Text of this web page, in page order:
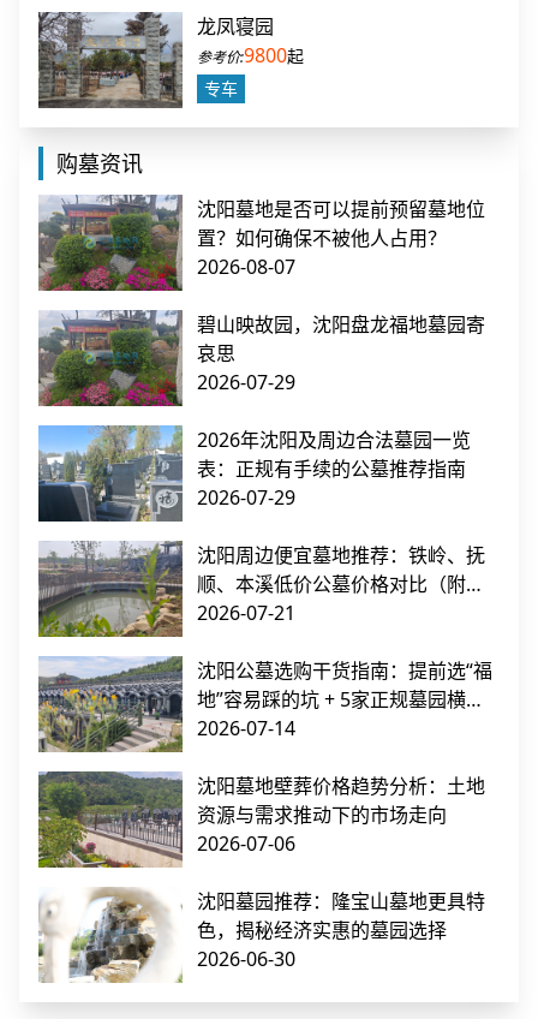
龙凤寝园
9800起
专车
购墓资讯
沈阳墓地是否可以提前预留墓地位
置？如何确保不被他人占用？
2026-08-07
碧山映故园，沈阳盘龙福地墓园寄
哀思
2026-07-29
2026年沈阳及周边合法墓园一览
表：正规有手续的公墓推荐指南
2026-07-29
沈阳周边便宜墓地推荐：铁岭、抚
顺、本溪低价公墓价格对比（附交
通指南）
2026-07-21
沈阳公墓选购干货指南：提前选“福
地”容易踩的坑 + 5家正规墓园横向
对比
2026-07-14
沈阳墓地壁葬价格趋势分析：土地
资源与需求推动下的市场走向
2026-07-06
沈阳墓园推荐：隆宝山墓地更具特
色，揭秘经济实惠的墓园选择
2026-06-30